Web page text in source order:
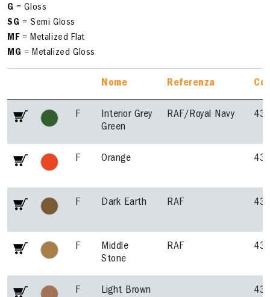
G = Gloss
SG = Semi Gloss
MF = Metalized Flat
MG = Metalized Gloss
Nome Referenza
F
Interior Grey
Green
RAF/Royal Navy
F Orange
F Dark Earth RAF
F
Middle
Stone
RAF
F Light Brown